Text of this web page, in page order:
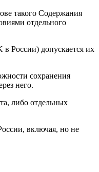
такого Содержания
отдельного
России) допускается их
сохранения
него.
либо отдельных
включая, но не